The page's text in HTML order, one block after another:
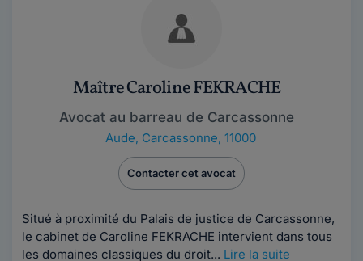
Maître Caroline FEKRACHE
Avocat au barreau de Carcassonne
Aude, Carcassonne, 11000
Contacter cet avocat
Situé à proximité du Palais de justice de Carcassonne,
le cabinet de Caroline FEKRACHE intervient dans tous
les domaines classiques du droit... Lire la suite